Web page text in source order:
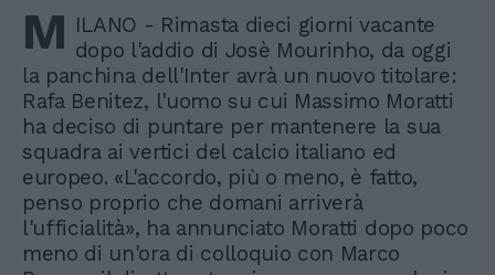
M ILANO - Rimasta dieci giorni vacante
dopo l'addio di Josè Mourinho, da oggi
la panchina dell'Inter avrà un nuovo titolare:
Rafa Benitez, l'uomo su cui Massimo Moratti
ha deciso di puntare per mantenere la sua
squadra ai vertici del calcio italiano ed
europeo. «L'accordo, più o meno, è fatto,
penso proprio che domani arriverà
l'ufficialità», ha annunciato Moratti dopo poco
meno di un'ora di colloquio con Marco